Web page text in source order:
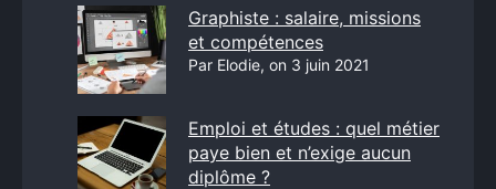
Graphiste : salaire, missions
et compétences
Par Elodie, on 3 juin 2021
Emploi et études : quel métier
paye bien et n’exige aucun
diplôme ?